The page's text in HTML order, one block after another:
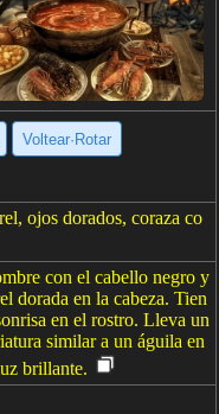
Voltear·Rotar
ojos dorados, coraza co
con el cabello negro y
dorada en la cabeza. Tien
en el rostro. Lleva un
similar a un águila en
brillante.